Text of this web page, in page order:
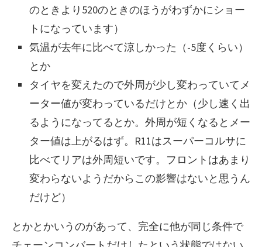
のときより520のときのほうがわずかにショー
トになっています）
気温が去年に比べて涼しかった（-5度くらい）
とか
タイヤを変えたので外周が少し変わっていてメ
ーター値が変わっているだけとか（少し速く出
るようになってるとか。外周が短くなるとメー
ター値は上がるはず。R11はスーパーコルサに
比べてリアは外周短いです。フロントはあまり
変わらないようだからこの影響はないと思うん
だけど）
とかとかいうのがあって、完全に他が同じ条件で